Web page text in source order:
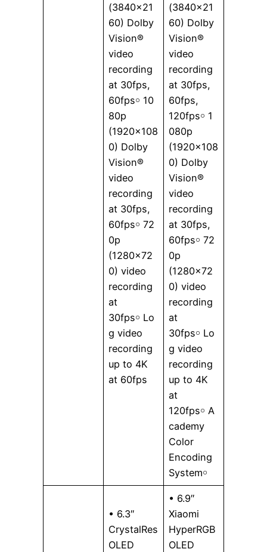
(3840×21
60) Dolby
Vision®
video
recording
at 30fps,
60fps￮ 10
80p
(1920×108
0) Dolby
Vision®
video
recording
at 30fps,
60fps￮ 72
0p
(1280×72
0) video
recording
at
30fps￮ Lo
g video
recording
up to 4K
at 60fps
(3840×21
60) Dolby
Vision®
video
recording
at 30fps,
60fps,
120fps￮ 1
080p
(1920×108
0) Dolby
Vision®
video
recording
at 30fps,
60fps￮ 72
0p
(1280×72
0) video
recording
at
30fps￮ Lo
g video
recording
up to 4K
at
120fps￮ A
cademy
Color
Encoding
System￮
• 6.3″
CrystalRes
OLED
• 6.9″
Xiaomi
HyperRGB
OLED